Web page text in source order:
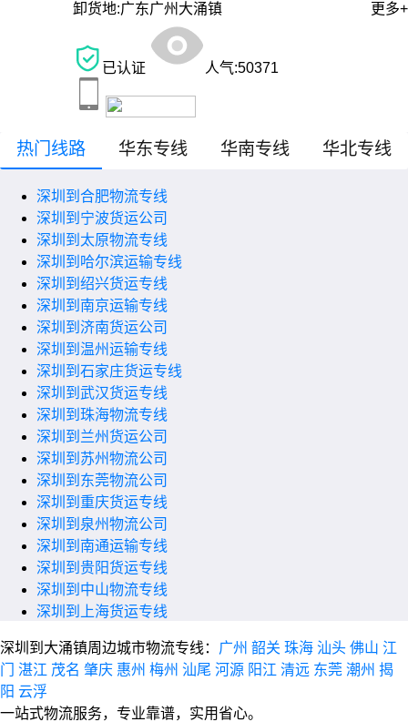
卸货地:广东广州大涌镇 更多+
已认证 人气:50371
热门线路 华东专线 华南专线 华北专线
深圳到合肥物流专线
深圳到宁波货运公司
深圳到太原物流专线
深圳到哈尔滨运输专线
深圳到绍兴货运专线
深圳到南京运输专线
深圳到济南货运公司
深圳到温州运输专线
深圳到石家庄货运专线
深圳到武汉货运专线
深圳到珠海物流专线
深圳到兰州货运公司
深圳到苏州物流公司
深圳到东莞物流公司
深圳到重庆货运专线
深圳到泉州物流公司
深圳到南通运输专线
深圳到贵阳货运专线
深圳到中山物流专线
深圳到上海货运专线
深圳到大涌镇周边城市物流专线： 广州 韶关 珠海 汕头 佛山 江
门
湛江 茂名 肇庆 惠州 梅州 汕尾 河源 阳江 清远 东莞 潮州 揭
阳 云浮
一站式物流服务，专业靠谱，实用省心。